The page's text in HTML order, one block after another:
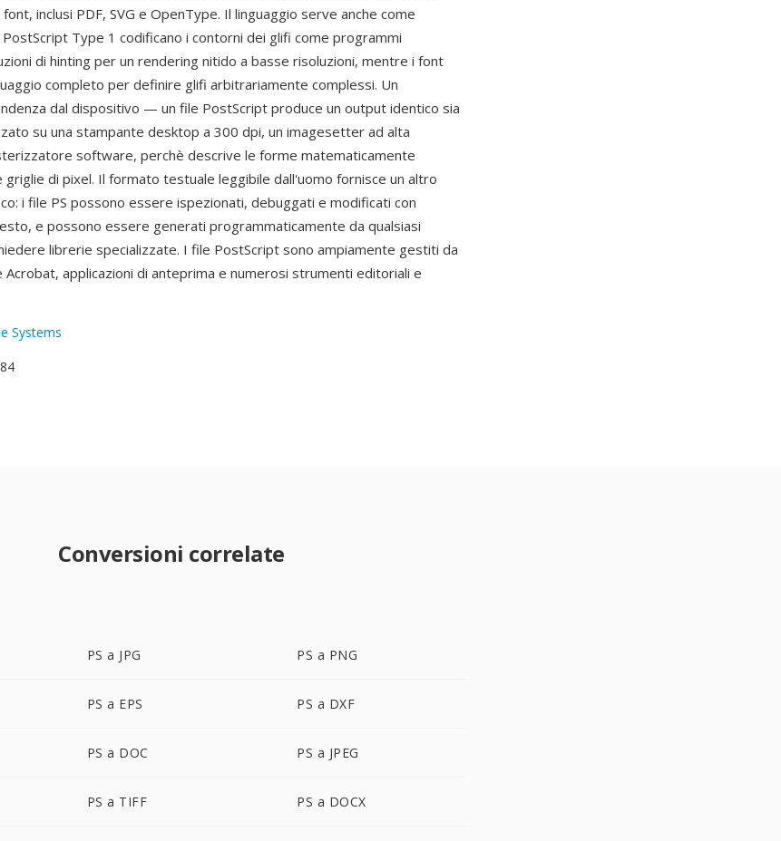
inclusi PDF, SVG e OpenType. Il linguaggio serve anche come
Type 1 codificano i contorni dei glifi come programmi
di hinting per un rendering nitido a basse risoluzioni, mentre i font
completo per definire glifi arbitrariamente complessi. Un
dal dispositivo — un file PostScript produce un output identico sia
su una stampante desktop a 300 dpi, un imagesetter ad alta
software, perchè descrive le forme matematicamente
di pixel. Il formato testuale leggibile dall'uomo fornisce un altro
i file PS possono essere ispezionati, debuggati e modificati con
e possono essere generati programmaticamente da qualsiasi
librerie specializzate. I file PostScript sono ampiamente gestiti da
applicazioni di anteprima e numerosi strumenti editoriali e
Systems
Conversioni correlate
PS a JPG PS a PNG
PS a EPS PS a DXF
PS a DOC PS a JPEG
PS a TIFF PS a DOCX